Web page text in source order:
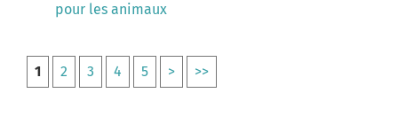
pour les animaux
1 2 3 4 5 > >>